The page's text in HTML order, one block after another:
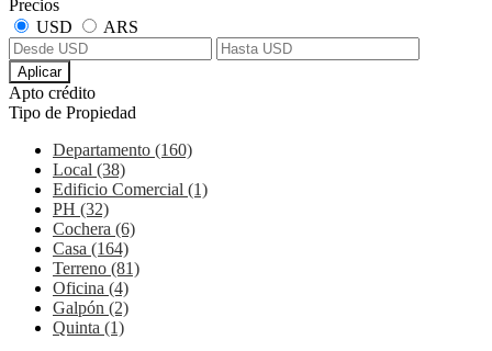
Precios
USD
ARS
Aplicar
Apto crédito
Tipo de Propiedad
Departamento (160)
Local (38)
Edificio Comercial (1)
PH (32)
Cochera (6)
Casa (164)
Terreno (81)
Oficina (4)
Galpón (2)
Quinta (1)